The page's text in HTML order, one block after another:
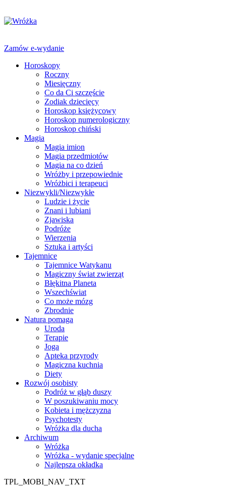
Zamów e-wydanie
Horoskopy
Roczny
Miesięczny
Co da Ci szczęście
Zodiak dziecięcy
Horoskop księżycowy
Horoskop numerologiczny
Horoskop chiński
Magia
Magia imion
Magia przedmiotów
Magia na co dzień
Wróżby i przepowiednie
Wróżbici i terapeuci
Niezwykli/Niezwykłe
Ludzie i życie
Znani i lubiani
Zjawiska
Podróże
Wierzenia
Sztuka i artyści
Tajemnice
Tajemnice Watykanu
Magiczny świat zwierząt
Błękitna Planeta
Wszechświat
Co może mózg
Zbrodnie
Natura pomaga
Uroda
Terapie
Joga
Apteka przyrody
Magiczna kuchnia
Diety
Rozwój osobisty
Podróż w głąb duszy
W poszukiwaniu mocy
Kobieta i mężczyzna
Psychotesty
Wróżka dla ducha
Archiwum
Wróżka
Wróżka - wydanie specjalne
Najlepsza okładka
TPL_MOBI_NAV_TXT